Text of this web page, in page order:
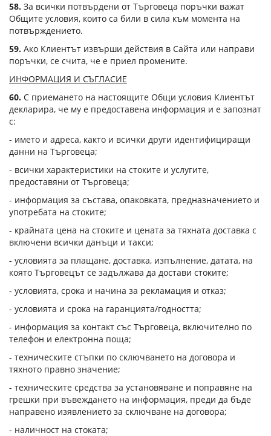
58. За всички потвърдени от Търговеца поръчки важат
Общите условия, които са били в сила към момента на
потвърждението.
59. Ако Клиентът извърши действия в Сайта или направи
поръчки, се счита, че е приел промените.
ИНФОРМАЦИЯ И СЪГЛАСИЕ
60. С приемането на настоящите Общи условия Клиентът
декларира, че му е предоставена информация и е запознат
с:
- името и адреса, както и всички други идентифициращи
данни на Търговеца;
- всички характеристики на стоките и услугите,
предоставяни от Търговеца;
- информация за състава, опаковката, предназначението и
употребата на стоките;
- крайната цена на стоките и цената за тяхната доставка с
включени всички данъци и такси;
- условията за плащане, доставка, изпълнение, датата, на
която Търговецът се задължава да достави стоките;
- условията, срока и начина за рекламация и отказ;
- условията и срока на гаранцията/годността;
- информация за контакт със Търговеца, включително по
телефон и електронна поща;
- техническите стъпки по сключването на договора и
тяхното правно значение;
- техническите средства за установяване и поправяне на
грешки при въвеждането на информация, преди да бъде
направено изявлението за сключване на договора;
- наличност на стоката;